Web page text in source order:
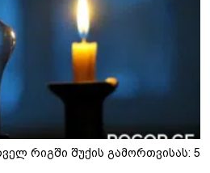
რიგში შუქის გამორთვისას: 5